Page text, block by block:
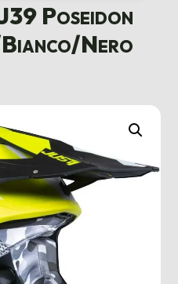
Poseidon
Nero